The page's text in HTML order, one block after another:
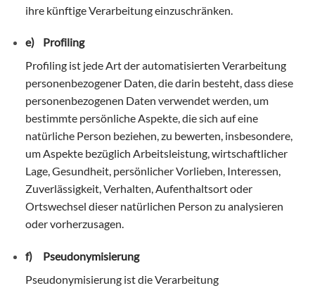
ihre künftige Verarbeitung einzuschränken.
e) Profiling
Profiling ist jede Art der automatisierten Verarbeitung
personenbezogener Daten, die darin besteht, dass diese
personenbezogenen Daten verwendet werden, um
bestimmte persönliche Aspekte, die sich auf eine
natürliche Person beziehen, zu bewerten, insbesondere,
um Aspekte bezüglich Arbeitsleistung, wirtschaftlicher
Lage, Gesundheit, persönlicher Vorlieben, Interessen,
Zuverlässigkeit, Verhalten, Aufenthaltsort oder
Ortswechsel dieser natürlichen Person zu analysieren
oder vorherzusagen.
f) Pseudonymisierung
Pseudonymisierung ist die Verarbeitung